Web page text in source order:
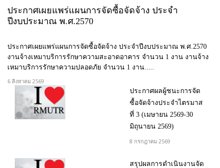
ประกาศเผยแพร่แผนการจัดซื้อจัดจ้าง ประจำ
ปีงบประมาณ พ.ศ.2570
ประกาศเผยแพร่แผนการจัดซื้อจัดจ้าง ประจำปีงบประมาณ พ.ศ.2570
งานจ้างเหมาบริการรักษาความสะอาดอาคาร จำนวน 1 งาน งานจ้าง
เหมาบริการรักษาความปลอดภัย จำนวน 1 งาน.....
6 สิงหาคม 2569
ประกาศผลผู้ชนะการจัด
ซื้อจัดจ้างประจำไตรมาส
ที่ 3 (เมษายน 2569-30
มิถุนายน 2569)
8 กรกฎาคม 2569
สรุปผลการดำเนินงานจัด